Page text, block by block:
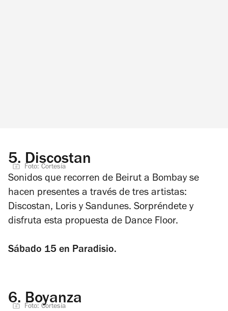
5. Discostan
Foto: Cortesía
Sonidos que recorren de Beirut a Bombay se
hacen presentes a través de tres artistas:
Discostan, Loris y Sandunes. Sorpréndete y
disfruta esta propuesta de Dance Floor.
Sábado 15 en Paradisio.
6. Boyanza
Foto: Cortesía